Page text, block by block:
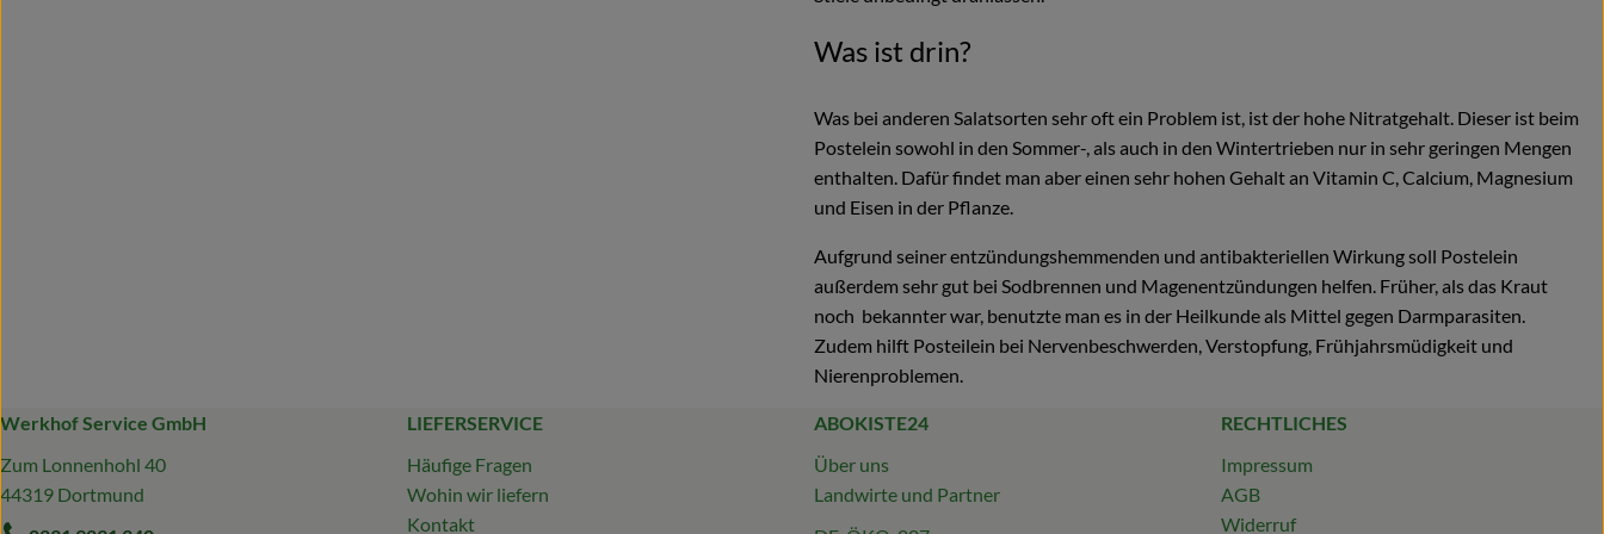
Was ist drin?
Was bei anderen Salatsorten sehr oft ein Problem ist, ist der hohe Nitratgehalt. Dieser ist beim
Postelein sowohl in den Sommer-, als auch in den Wintertrieben nur in sehr geringen Mengen
enthalten. Dafür findet man aber einen sehr hohen Gehalt an Vitamin C, Calcium, Magnesium
und Eisen in der Pflanze.
Aufgrund seiner entzündungshemmenden und antibakteriellen Wirkung soll Postelein
außerdem sehr gut bei Sodbrennen und Magenentzündungen helfen. Früher, als das Kraut
noch bekannter war, benutzte man es in der Heilkunde als Mittel gegen Darmparasiten.
Zudem hilft Posteilein bei Nervenbeschwerden, Verstopfung, Frühjahrsmüdigkeit und
Nierenproblemen.
Werkhof Service GmbH
Zum Lonnenhohl 40
44319 Dortmund
LIEFERSERVICE
Häufige Fragen
Wohin wir liefern
Kontakt
ABOKISTE24
Über uns
Landwirte und Partner
RECHTLICHES
Impressum
AGB
Widerruf